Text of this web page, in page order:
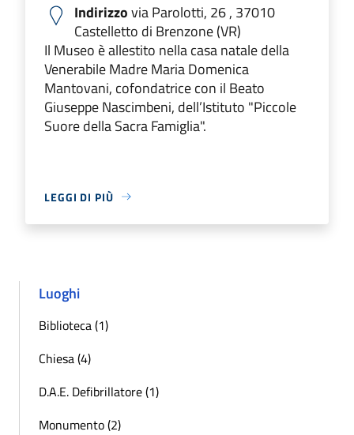
Indirizzovia Parolotti, 26 , 37010
Castelletto di Brenzone (VR)
Il Museo è allestito nella casa natale della
Venerabile Madre Maria Domenica
Mantovani, cofondatrice con il Beato
Giuseppe Nascimbeni, dell’Istituto "Piccole
Suore della Sacra Famiglia".
LEGGI DI PIÙ
Luoghi
Biblioteca (1)
Chiesa (4)
D.A.E. Defibrillatore (1)
Monumento (2)